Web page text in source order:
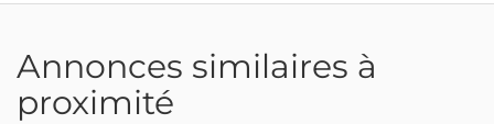
Annonces similaires à
proximité